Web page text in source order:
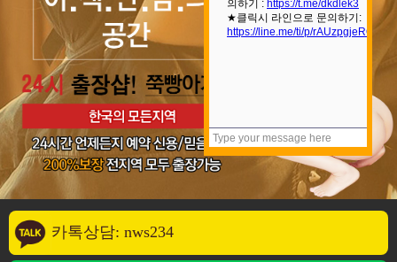
카톡상담: nws234